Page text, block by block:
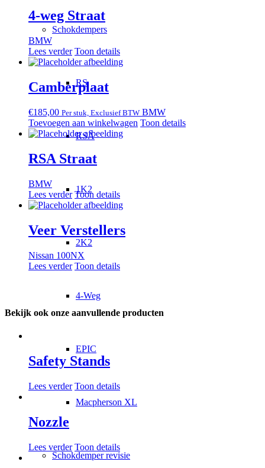
Schokdempers
RS
RSA
1K2
2K2
4-Weg
EPIC
Macpherson XL
Schokdemper revisie
4-weg Straat
BMW
Lees verder Toon details
Camberplaat
€185,00 Per stuk, Exclusief BTW BMW
Toevoegen aan winkelwagen Toon details
RSA Straat
BMW
Lees verder Toon details
Veer Verstellers
Nissan 100NX
Lees verder Toon details
Bekijk ook onze aanvullende producten
Safety Stands
Lees verder Toon details
Nozzle
Lees verder Toon details